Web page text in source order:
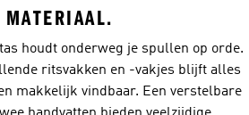
MATERIAAL.
houdt onderweg je spullen op orde.
ritsvakken en -vakjes blijft alles
makkelijk vindbaar. Een verstelbare